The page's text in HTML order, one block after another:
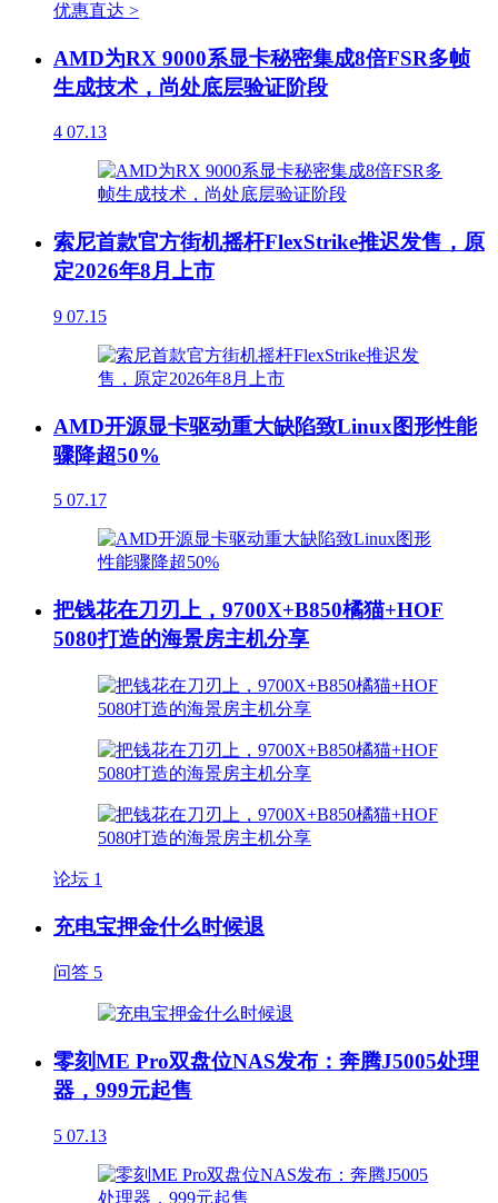
优惠直达 >
AMD为RX 9000系显卡秘密集成8倍FSR多帧
生成技术，尚处底层验证阶段
4 07.13
索尼首款官方街机摇杆FlexStrike推迟发售，原
定2026年8月上市
9 07.15
AMD开源显卡驱动重大缺陷致Linux图形性能
骤降超50%
5 07.17
把钱花在刀刃上，9700X+B850橘猫+HOF
5080打造的海景房主机分享
论坛 1
充电宝押金什么时候退
问答 5
零刻ME Pro双盘位NAS发布：奔腾J5005处理
器，999元起售
5 07.13